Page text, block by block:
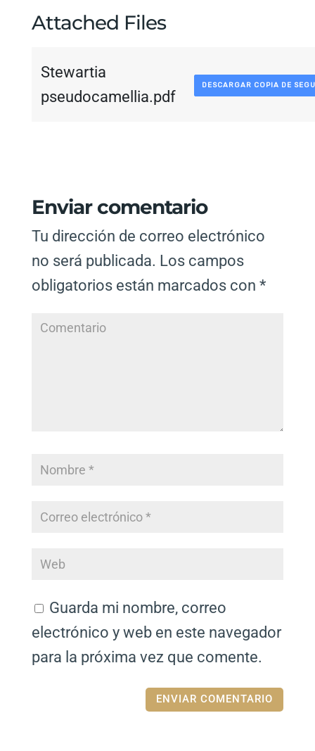
Attached Files
Stewartia
pseudocamellia.pdf
DESCARGAR COPIA DE
Enviar comentario
Tu dirección de correo electrónico
no será publicada. Los campos
obligatorios están marcados con *
Guarda mi nombre, correo
electrónico y web en este navegador
para la próxima vez que comente.